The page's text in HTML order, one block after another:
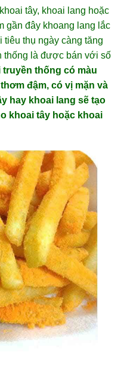
tây, khoai lang hoặc
gần đây khoang lang lắc
thụ ngày càng tăng
thống là được bán với số
truyền thống có màu
đậm, có vị mặn và
hay khoai lang sẽ tạo
khoai tây hoặc khoai